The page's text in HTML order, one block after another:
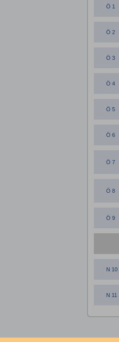
Ö 1
Ö 2
Ö 3
Ö 4
Ö 5
Ö 6
Ö 7
Ö 8
Ö 9
N 10
N 11